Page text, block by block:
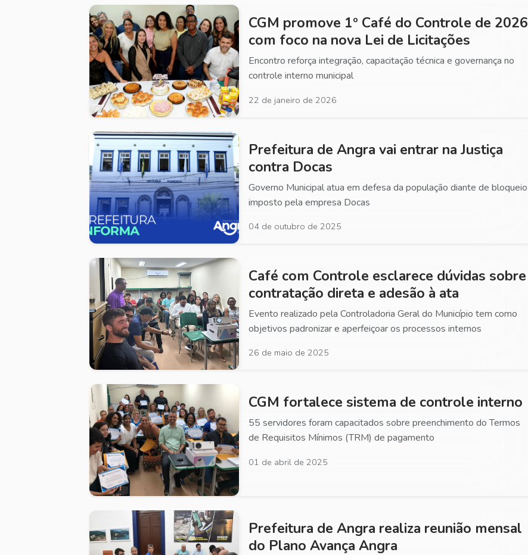
CGM promove 1º Café do Controle de 2026
com foco na nova Lei de Licitações
Encontro reforça integração, capacitação técnica e governança no
controle interno municipal
22 de janeiro de 2026
Prefeitura de Angra vai entrar na Justiça
contra Docas
Governo Municipal atua em defesa da população diante de bloqueio
imposto pela empresa Docas
04 de outubro de 2025
Café com Controle esclarece dúvidas sobre
contratação direta e adesão à ata
Evento realizado pela Controladoria Geral do Município tem como
objetivos padronizar e aperfeiçoar os processos internos
26 de maio de 2025
CGM fortalece sistema de controle interno
55 servidores foram capacitados sobre preenchimento do Termos
de Requisitos Mínimos (TRM) de pagamento
01 de abril de 2025
Prefeitura de Angra realiza reunião mensal
do Plano Avança Angra